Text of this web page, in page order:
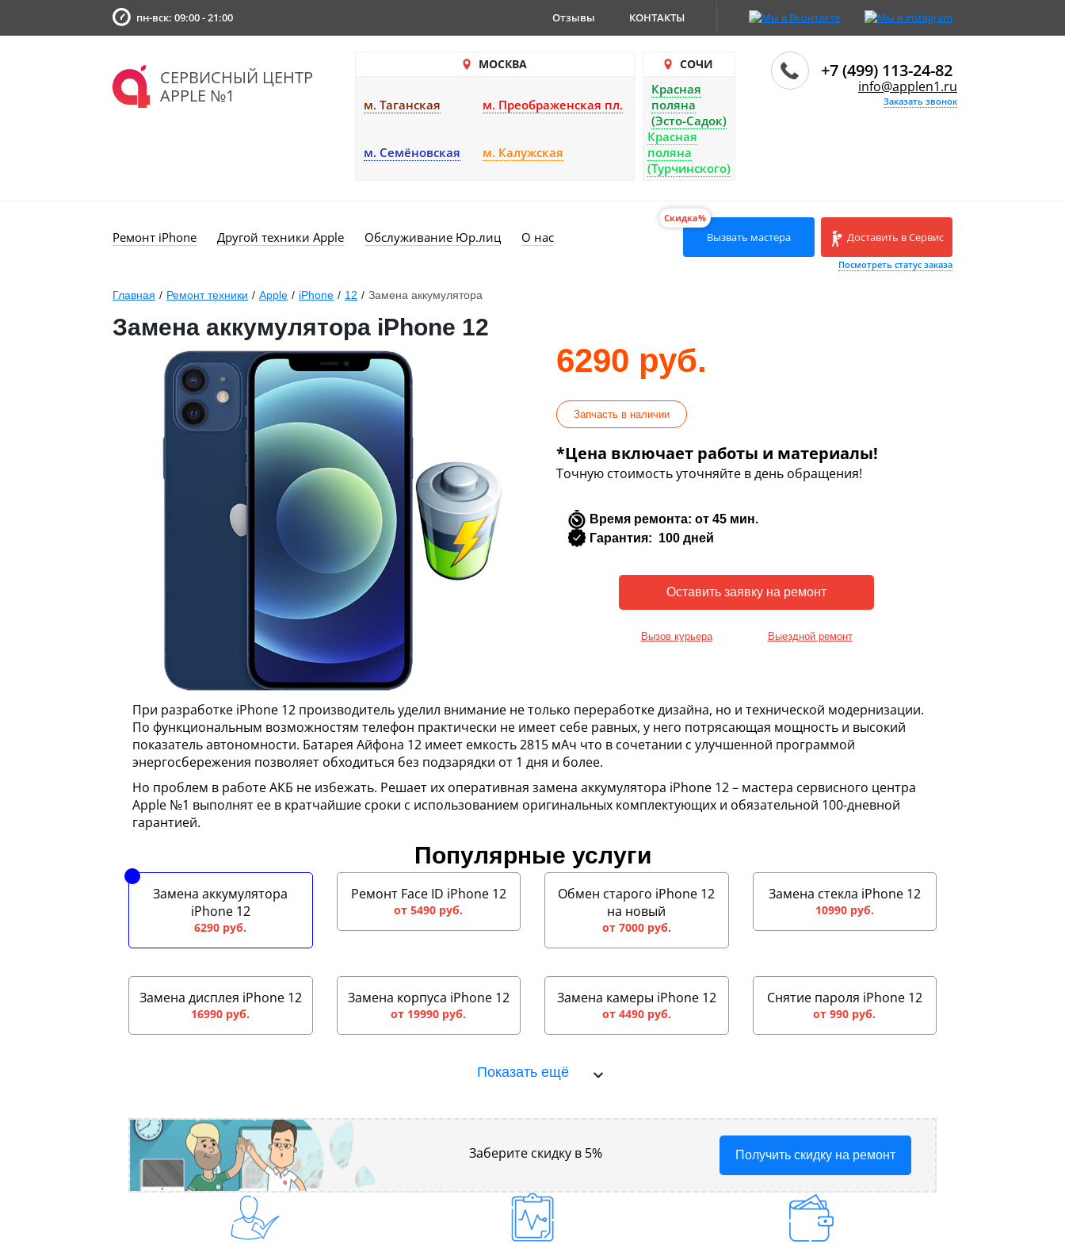
пн-вск: 09:00 - 21:00 Отзывы КОНТАКТЫ
СЕРВИСНЫЙ ЦЕНТР
APPLE №1
МОСКВА
м. Таганская м. Преображенская пл.
м. Семёновская м. Калужская
СОЧИ
Красная
поляна
(Эсто-Садок)
Красная
поляна
(Турчинского)
+7 (499) 113-24-82
info@applen1.ru
Заказать звонок
Ремонт iPhone Другой техники Apple Обслуживание Юр.лиц О нас
Скидка%
Вызвать мастера Доставить в Сервис
Посмотреть статус заказа
Главная / Ремонт техники / Apple / iPhone / 12 / Замена аккумулятора
Замена аккумулятора iPhone 12
6290 руб.
Запчасть в наличии
*Цена включает работы и материалы!
Точную стоимость уточняйте в день обращения!
Время ремонта: от 45 мин.
Гарантия: 100 дней
Вызов курьера Выездной ремонт
При разработке iPhone 12 производитель уделил внимание не только переработке дизайна, но и технической модернизации.
По функциональным возможностям телефон практически не имеет себе равных, у него потрясающая мощность и высокий
показатель автономности. Батарея Айфона 12 имеет емкость 2815 мАч что в сочетании с улучшенной программой
энергосбережения позволяет обходиться без подзарядки от 1 дня и более.
Но проблем в работе АКБ не избежать. Решает их оперативная замена аккумулятора iPhone 12 – мастера сервисного центра
Apple №1 выполнят ее в кратчайшие сроки с использованием оригинальных комплектующих и обязательной 100-дневной
гарантией.
Популярные услуги
Замена аккумулятора
iPhone 12
6290 руб.
Ремонт Face ID iPhone 12
от 5490 руб.
Обмен старого iPhone 12
на новый
от 7000 руб.
Замена стекла iPhone 12
10990 руб.
Замена дисплея iPhone 12
16990 руб.
Замена корпуса iPhone 12
от 19990 руб.
Замена камеры iPhone 12
от 4490 руб.
Снятие пароля iPhone 12
от 990 руб.
Показать ещё
Заберите скидку в 5% Получить скидку на ремонт